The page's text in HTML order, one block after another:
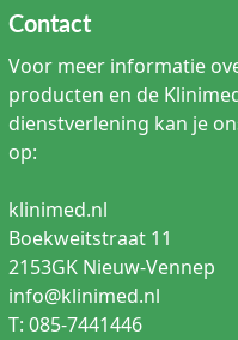
Contact
Voor meer informatie
producten en de
dienstverlening kan je
op:
klinimed.nl
Boekweitstraat 11
2153GK Nieuw-Vennep
info@klinimed.nl
T: 085-7441446